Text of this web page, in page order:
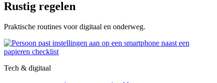
Rustig regelen
Praktische routines voor digitaal en onderweg.
Tech & digitaal